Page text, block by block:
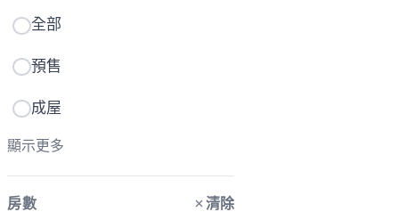
全部
預售
成屋
顯示更多
房數 清除